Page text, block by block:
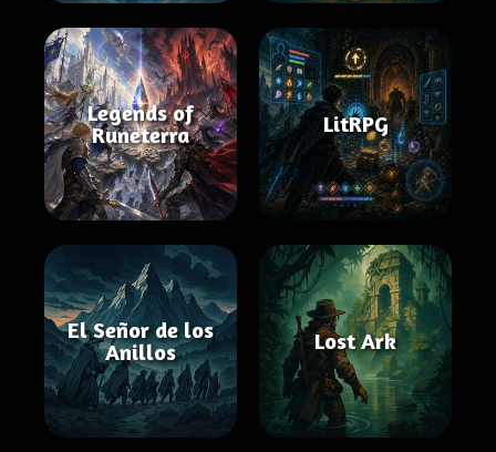
Legends of
Runeterra
LitRPG
El Señor de los
Anillos
Lost Ark